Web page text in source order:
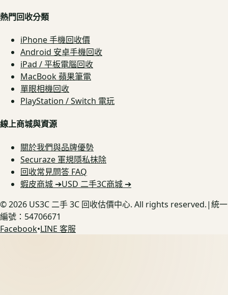
熱門回收分類
iPhone 手機回收價
Android 安卓手機回收
iPad / 平板電腦回收
MacBook 蘋果筆電
單眼相機回收
PlayStation / Switch 電玩
線上商城與資源
關於我們與品牌優勢
Securaze 軍規隱私抹除
回收常見問答 FAQ
蝦皮商城 ➔USD 二手3C商城 ➔
©2026 US3C 二手 3C 回收估價中心. All rights reserved.|統一
編號：54706671
Facebook•LINE 客服